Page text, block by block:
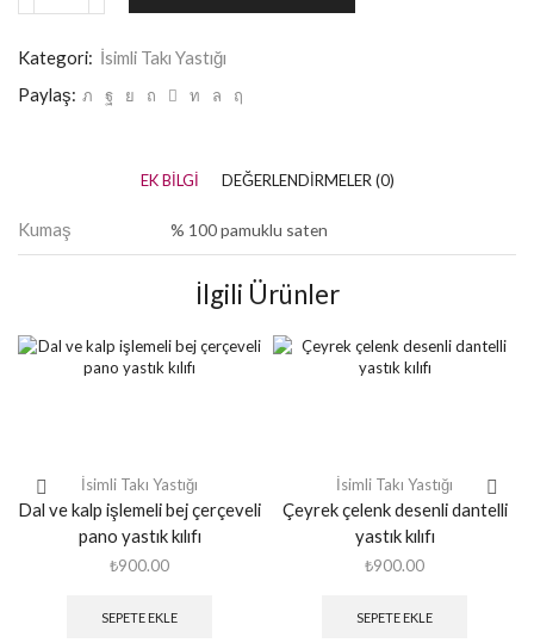
Kategori: İsimli Takı Yastığı
Paylaş:
EK BILGI DEĞERLENDIRMELER (0)
Kumaş % 100 pamuklu saten
İlgili Ürünler
İsimli Takı Yastığı
Dal ve kalp işlemeli bej çerçeveli
pano yastık kılıfı
₺900.00
SEPETE EKLE
İsimli Takı Yastığı
Çeyrek çelenk desenli dantelli
yastık kılıfı
₺900.00
SEPETE EKLE